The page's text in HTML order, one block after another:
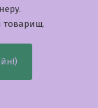
товарищ.